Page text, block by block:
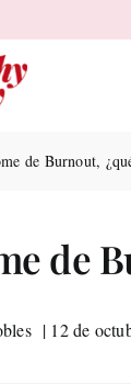
de Burnout,
de
| 12 de